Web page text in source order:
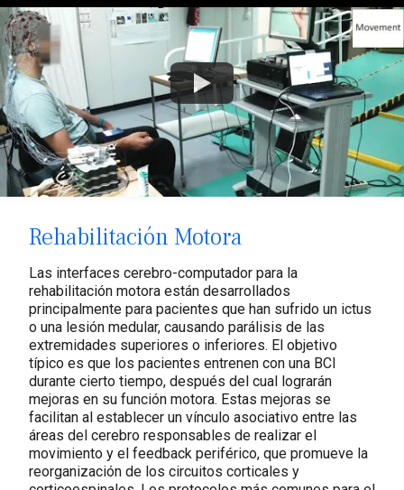
Watch
Rehabilitación Motora
Las interfaces cerebro-computador para la
rehabilitación motora están desarrollados
principalmente para pacientes que han sufrido un ictus
o una lesión medular, causando parálisis de las
extremidades superiores o inferiores. El objetivo
típico es que los pacientes entrenen con una BCI
durante cierto tiempo, después del cual lograrán
mejoras en su función motora. Estas mejoras se
facilitan al establecer un vínculo asociativo entre las
áreas del cerebro responsables de realizar el
movimiento y el feedback periférico, que promueve la
reorganización de los circuitos corticales y